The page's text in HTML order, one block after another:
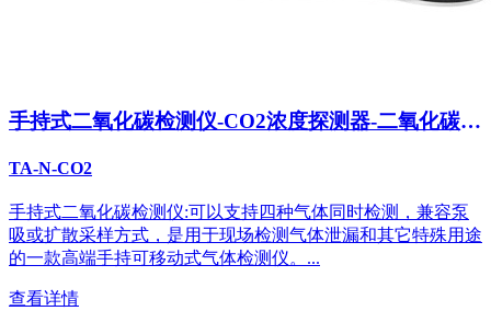
手持式二氧化碳检测仪-CO2浓度探测器-二氧化碳报
TA-N-CO2
手持式二氧化碳检测仪:可以支持四种气体同时检测，兼容泵
吸或扩散采样方式，是用于现场检测气体泄漏和其它特殊用途
的一款高端手持可移动式气体检测仪。...
查看详情